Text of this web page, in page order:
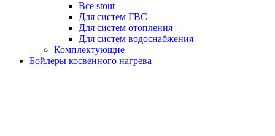
Все stout
Для систем ГВС
Для систем отопления
Для систем водоснабжения
Комплектующие
Бойлеры косвенного нагрева